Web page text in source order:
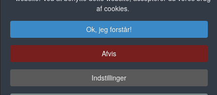
af cookies.
Ok, jeg forstår!
Afvis
Indstillinger
FIND OS PÅ DE SOCIALE MEDIER